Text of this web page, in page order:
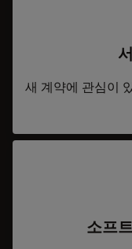
새 계약에 관심이
소프